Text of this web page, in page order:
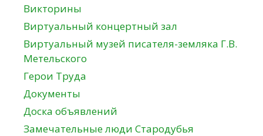
Викторины
Виртуальный концертный зал
Виртуальный музей писателя-земляка Г.В.
Метельского
Герои Труда
Документы
Доска объявлений
Замечательные люди Стародубья